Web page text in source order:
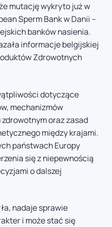
mutację wykryto już w
Sperm Bank w Danii –
banków nasienia.
informacje belgijskiej
Zdrowotnych
dotyczące
mechanizmów
oraz zasad
między krajami.
państwach Europy
się z niepewnością
o dalszej
nadaje sprawie
i może stać się